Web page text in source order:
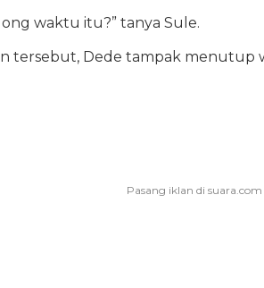
waktu itu?” tanya Sule.
tersebut, Dede tampak menutup